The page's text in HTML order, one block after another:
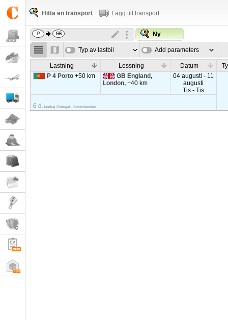
Hitta en transport Lägg till transport
Ny
Typ av lastbil Add parameters
Lastning Lossning Datum
P 4 Porto+50 km
GB England,
London,+40 km
04 augusti - 11
augusti
Tis - Tis
6 d. lastkaj Portugal - Storbritannien